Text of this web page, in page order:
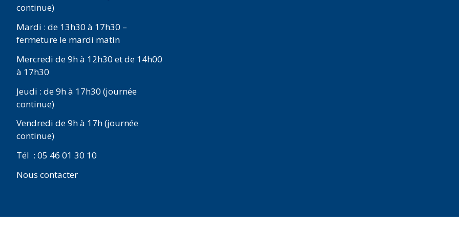
continue)
Mardi : de 13h30 à 17h30 –
fermeture le mardi matin
Mercredi de 9h à 12h30 et de 14h00
à 17h30
Jeudi : de 9h à 17h30 (journée
continue)
Vendredi de 9h à 17h (journée
continue)
Tél : 05 46 01 30 10
Nous contacter